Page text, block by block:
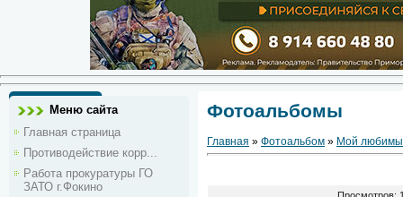
Меню сайта
Главная страница
Противодействие корр...
Работа прокуратуры ГО
ЗАТО г.Фокино
Фотоальбомы
Главная » Фотоальбом » Мой